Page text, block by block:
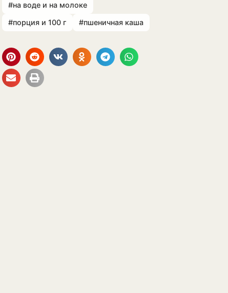
#на воде и на молоке
#порция и 100 г
#пшеничная каша